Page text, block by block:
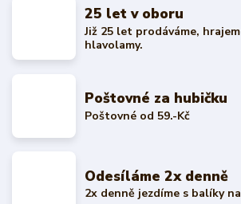
25 let v oboru
Již 25 let prodáváme,
hlavolamy.
Poštovné za hubičku
Poštovné od 59.-Kč
Odesíláme 2x denně
2x denně jezdíme s balíky